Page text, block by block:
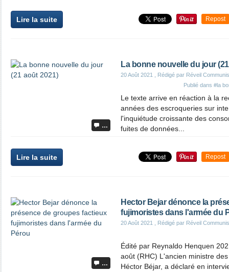
Lire la suite Repost
…
La bonne nouvelle du jour
20 Août 2021
, Rédigé par Réveil
Publié dans #la
Le texte arrive en réaction à la
années des escroqueries sur
l'inquiétude croissante des
fuites de données...
Lire la suite Repost
…
Hector Bejar dénonce la
fujimoristes dans l'armée du
20 Août 2021 , Rédigé par Réveil
Édité par Reynaldo Henquen
août (RHC) L'ancien ministre
Héctor Béjar, a déclaré en